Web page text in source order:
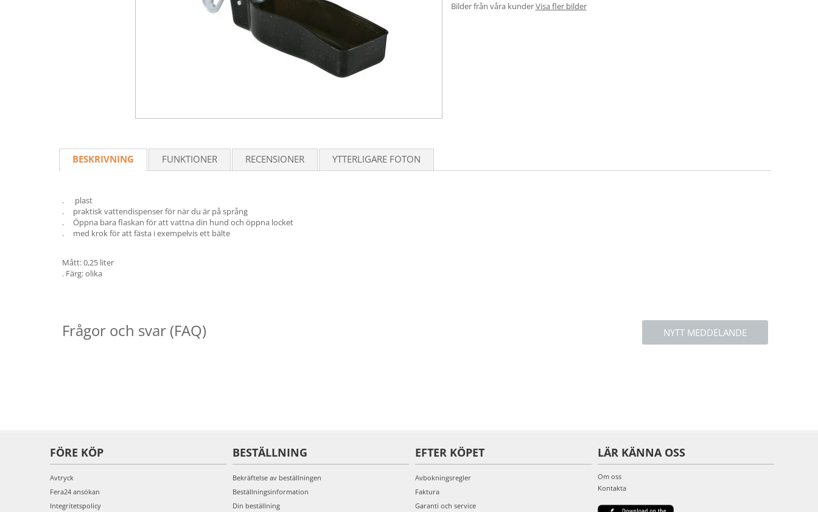
Bilder från våra kunderVisa fler bilder
BESKRIVNING FUNKTIONER RECENSIONER YTTERLIGARE FOTON
. plast
. praktisk vattendispenser för när du är på språng
. Öppna bara flaskan för att vattna din hund och öppna locket
. med krok för att fästa i exempelvis ett bälte
Mått: 0,25 liter
. Färg: olika
NYTT MEDDELANDE
Frågor och svar (FAQ)
FÖRE KÖP
Avtryck
Fera24 ansökan
Integritetspolicy
BESTÄLLNING
Bekräftelse av beställningen
Beställningsinformation
Din beställning
EFTER KÖPET
Avbokningsregler
Faktura
Garanti och service
LÄR KÄNNA OSS
Om oss
Kontakta